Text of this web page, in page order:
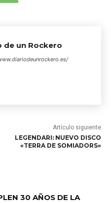
de un Rockero
Artículo siguiente
LEGENDARI: NUEVO DISCO
«TERRA DE SOMIADORS»
30 AÑOS DE LA